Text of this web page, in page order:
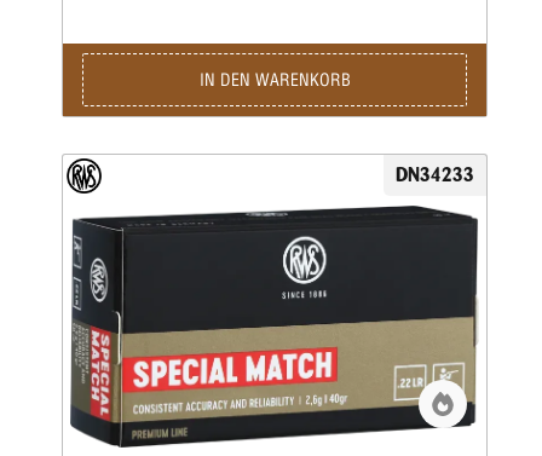
lang für Büchsen • Bleigeschoss, 2,6 g, V0 345 m/s
(Lauflänge: 65 cm)Kaliber: .22 lr • Gewicht: 2,6 g • Grains:
40 • Geschoss-Art: BR • Bleifrei: Nein • Waffentyp: Gewehr
• BC-Wert: 0,132 • Anwendungsgebiete: Training /
Kleinkaliber 100 m stehend / Kleinkaliber 50 m Dreistellung
/ Kleinkaliber 100 m liegend / Salonschießen (DK) / Biathlon
IN DEN WARENKORB
DN34233